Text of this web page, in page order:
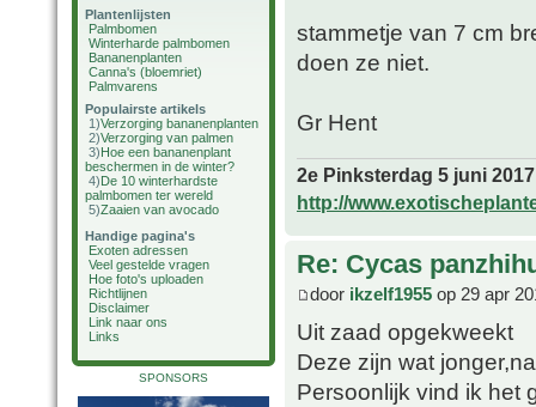
Plantenlijsten
Palmbomen
Winterharde palmbomen
Bananenplanten
Canna's (bloemriet)
Palmvarens
Populairste artikels
1)Verzorging bananenplanten
2)Verzorging van palmen
3)Hoe een bananenplant
beschermen in de winter?
4)De 10 winterhardste
palmbomen ter wereld
5)Zaaien van avocado
Handige pagina's
Exoten adressen
Veel gestelde vragen
Hoe foto's uploaden
Richtlijnen
Disclaimer
Link naar ons
Links
SPONSORS
stammetje van 7 cm
doen ze niet.
Gr Hent
2e Pinksterdag 5 juni
http://
Re: Cycas
door ikzelf1955 op 29 apr
Uit zaad opgekweekt
Deze zijn wat
Persoonlijk vind ik het